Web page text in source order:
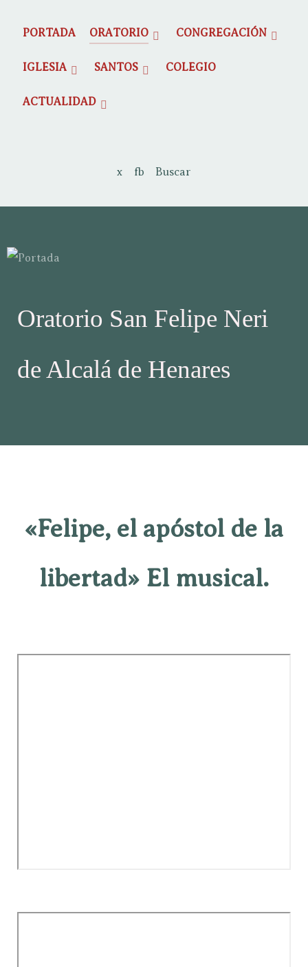
PORTADA ORATORIO CONGREGACIÓN
IGLESIA SANTOS COLEGIO
ACTUALIDAD
x fb Buscar
Oratorio San Felipe Neri
de Alcalá de Henares
«Felipe, el apóstol de la
libertad» El musical.